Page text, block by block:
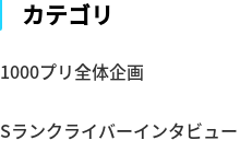
カテゴリ
1000プリ全体企画
Sランクライバーインタビュー